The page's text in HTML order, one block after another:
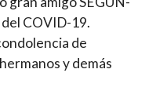
COVID-19.
de
y demás